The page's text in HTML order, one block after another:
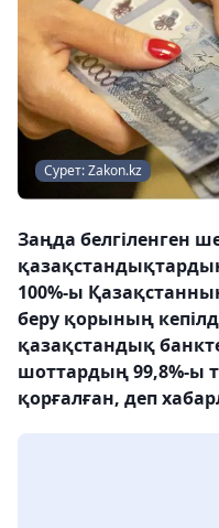
Сурет: Zakon.kz
Заңда белгіленген
100%-ы
беру қорының
қазақстандық
шоттардың 99,8%-ы
қорғалған, деп